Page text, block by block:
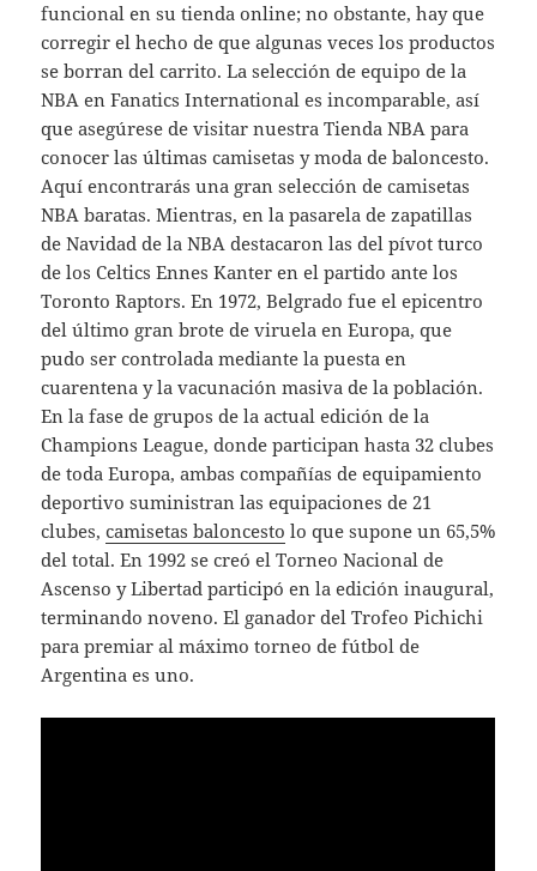
funcional en su tienda online; no obstante, hay que
corregir el hecho de que algunas veces los productos
se borran del carrito. La selección de equipo de la
NBA en Fanatics International es incomparable, así
que asegúrese de visitar nuestra Tienda NBA para
conocer las últimas camisetas y moda de baloncesto.
Aquí encontrarás una gran selección de camisetas
NBA baratas. Mientras, en la pasarela de zapatillas
de Navidad de la NBA destacaron las del pívot turco
de los Celtics Ennes Kanter en el partido ante los
Toronto Raptors. En 1972, Belgrado fue el epicentro
del último gran brote de viruela en Europa, que
pudo ser controlada mediante la puesta en
cuarentena y la vacunación masiva de la población.
En la fase de grupos de la actual edición de la
Champions League, donde participan hasta 32 clubes
de toda Europa, ambas compañías de equipamiento
deportivo suministran las equipaciones de 21
clubes,camisetas baloncesto lo que supone un 65,5%
del total. En 1992 se creó el Torneo Nacional de
Ascenso y Libertad participó en la edición inaugural,
terminando noveno. El ganador del Trofeo Pichichi
para premiar al máximo torneo de fútbol de
Argentina es uno.